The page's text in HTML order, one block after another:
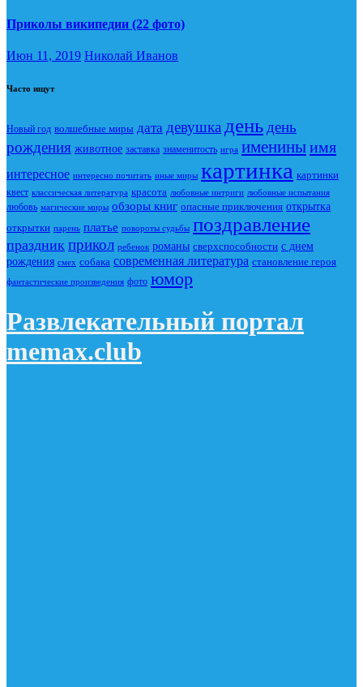
Приколы википедии (22 фото)
Июн 11, 2019 Николай Иванов
Часто ищут
Новый год волшебные миры дата девушка день день
рождения животное заставка знаменитость игра имениныимя
интересное интересно почитать иные миры картинка картинки
квест классическая литература красота любовные интриги любовные испытания
любовь магические миры обзоры книг опасные приключения открытка
открытки парень платье повороты судьбы поздравление
праздник прикол ребенок романы сверхспособности с днем
рождения смех собака современная литература становление героя
фантастические произведения фото юмор
Развлекательный портал
memax.club